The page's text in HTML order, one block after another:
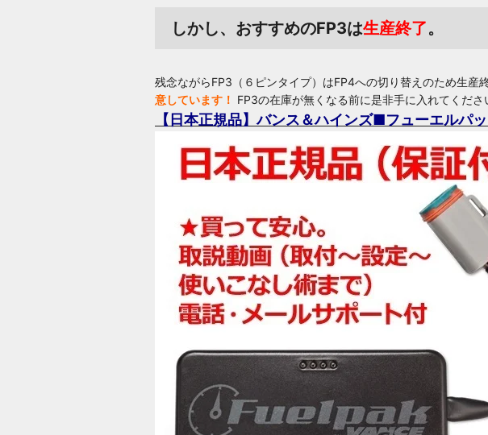
しかし、おすすめのFP3は生産終了。
残念ながらFP3（６ピンタイプ）はFP4への切り替えのため生産
意しています！ FP3の在庫が無くなる前に是非手に入れてくださ
【日本正規品】バンス＆ハインズ■フューエル